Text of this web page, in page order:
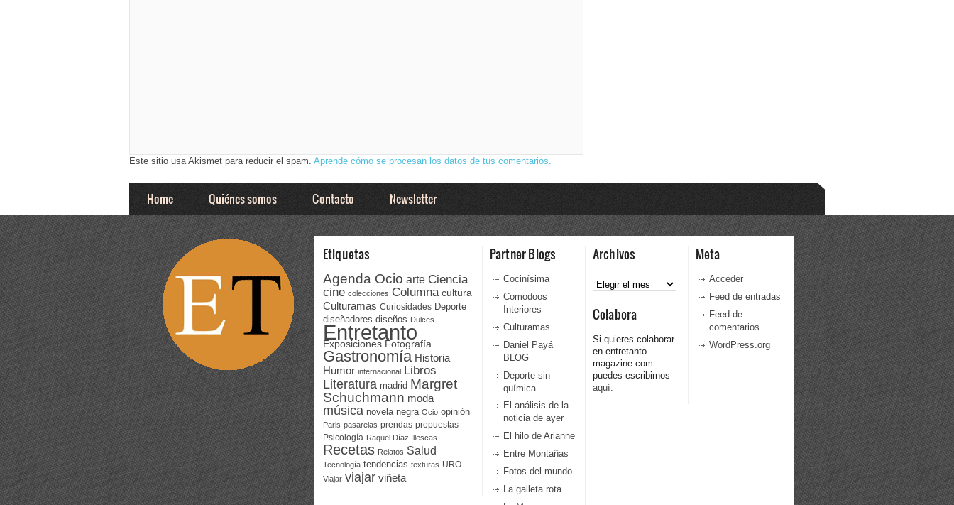
Este sitio usa Akismet para reducir el spam. Aprende cómo se procesan los datos de tus comentarios.
Home Quiénes somos Contacto Newsletter
Etiquetas
Agenda Ocio arte Ciencia
cine colecciones Columna cultura
Culturamas Curiosidades Deporte
diseñadores diseños Dulces
Entretanto
Exposiciones Fotografía
Gastronomía Historia
Humor internacional Libros
Literatura madrid Margret
Schuchmann moda
música novela negra Ocio opinión
Paris pasarelas prendas propuestas
Psicología Raquel Díaz Illescas
Recetas Relatos Salud
Tecnología tendencias texturas URO
Viajar viajar viñeta
Partner Blogs
Cocinísima
Comodoos
Interiores
Culturamas
Daniel Payá
BLOG
Deporte sin
química
El análisis de la
noticia de ayer
El hilo de Arianne
Entre Montañas
Fotos del mundo
La galleta rota
Archivos
Archivos
Colabora
Si quieres colaborar
en entretanto
magazine.com
puedes escribirnos
aquí.
Meta
Acceder
Feed de entradas
Feed de
comentarios
WordPress.org